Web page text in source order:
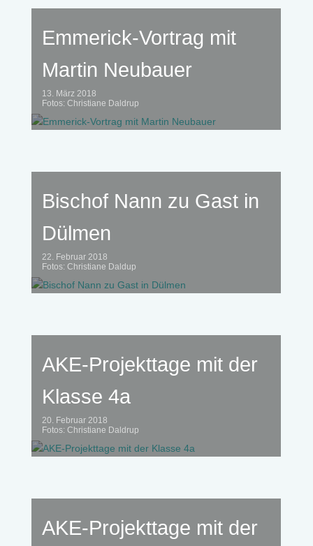
Emmerick-Vortrag mit
Martin Neubauer
13. März 2018
Fotos: Christiane Daldrup
Bischof Nann zu Gast in
Dülmen
22. Februar 2018
Fotos: Christiane Daldup
AKE-Projekttage mit der
Klasse 4a
20. Februar 2018
Fotos: Christiane Daldrup
AKE-Projekttage mit der